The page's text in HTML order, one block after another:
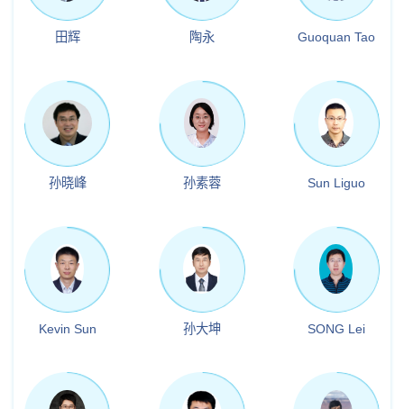
田辉 陶永 Guoquan Tao
孙晓峰 孙素蓉 Sun Liguo
Kevin Sun 孙大坤 SONG Lei